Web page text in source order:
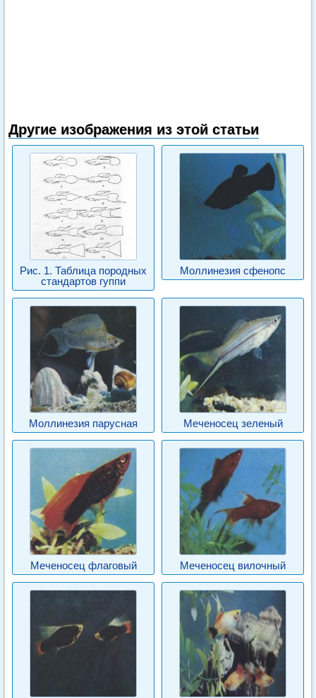
Другие изображения из этой статьи
Рис. 1. Таблица породных
стандартов гуппи
Моллинезия сфенопс
Моллинезия парусная Меченосец зеленый
Меченосец флаговый Меченосец вилочный